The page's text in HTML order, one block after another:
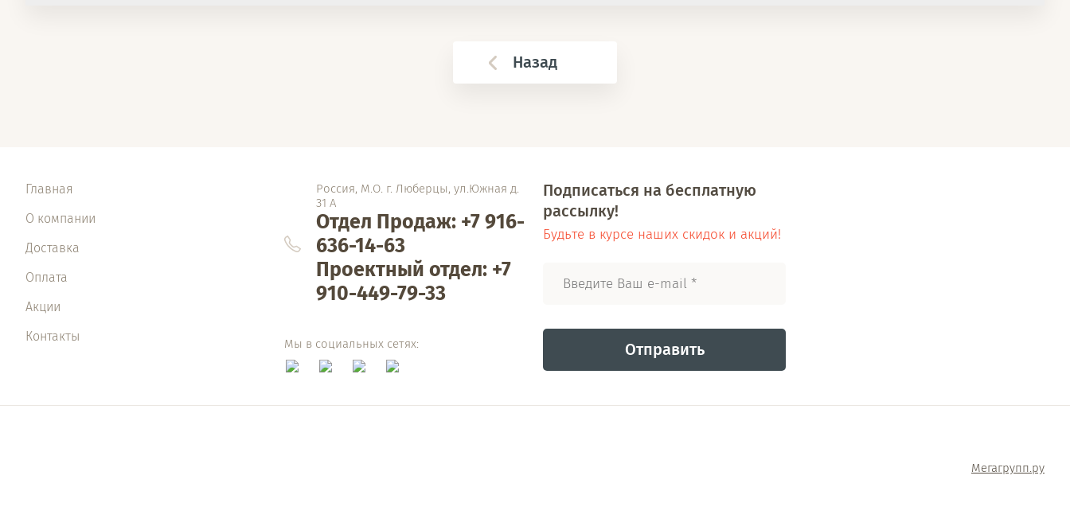
Назад
Главная
О компании
Доставка
Оплата
Акции
Контакты
Россия, М.О. г. Люберцы, ул.Южная д.
31 А
Отдел Продаж: +7 916-
636-14-63
Проектный отдел: +7
910-449-79-33
Мы в социальных сетях:
Подписаться на бесплатную
рассылку!
Будьте в курсе наших скидок и акций!
Отправить
Мегагрупп.ру